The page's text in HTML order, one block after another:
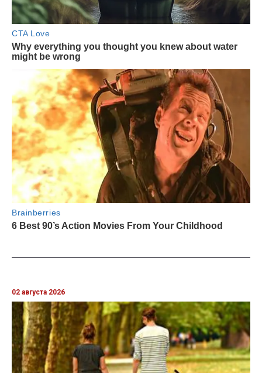
02 августа 2026